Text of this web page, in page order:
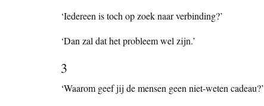
‘Iedereen is toch op zoek naar verbinding?’
‘Dan zal dat het probleem wel zijn.’
3
‘Waarom geef jij de mensen geen niet-weten cadeau?’